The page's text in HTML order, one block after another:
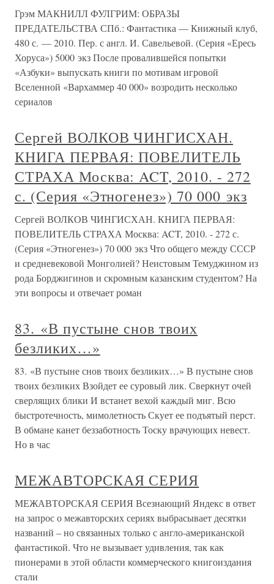
Грэм МАКНИЛЛ ФУЛГРИМ: ОБРАЗЫ
ПРЕДАТЕЛЬСТВА СПб.: Фантастика — Книжный клуб,
480 с. — 2010. Пер. с англ. И. Савельевой. (Серия «Ересь
Хоруса») 5000 экз После провалившейся попытки
«Азбуки» выпускать книги по мотивам игровой
Вселенной «Вархаммер 40 000» возродить несколько
сериалов
Сергей ВОЛКОВ ЧИНГИСХАН.
КНИГА ПЕРВАЯ: ПОВЕЛИТЕЛЬ
СТРАХА Москва: ACT, 2010. - 272
с. (Серия «Этногенез») 70 000 экз
Сергей ВОЛКОВ ЧИНГИСХАН. КНИГА ПЕРВАЯ:
ПОВЕЛИТЕЛЬ СТРАХА Москва: ACT, 2010. - 272 с.
(Серия «Этногенез») 70 000 экз Что общего между СССР
и средневековой Монголией? Неистовым Темуджином из
рода Борджигинов и скромным казанским студентом? На
эти вопросы и отвечает роман
83. «В пустыне снов твоих
безликих…»
83. «В пустыне снов твоих безликих…» В пустыне снов
твоих безликих Взойдет ее суровый лик. Сверкнут очей
сверлящих блики И встанет вехой каждый миг. Всю
быстротечность, мимолетность Скует ее подъятый перст.
В обмане канет беззаботность Тоску врачующих невест.
Но в час
МЕЖАВТОРСКАЯ СЕРИЯ
МЕЖАВТОРСКАЯ СЕРИЯ Всезнающий Яндекс в ответ
на запрос о межавторских сериях выбрасывает десятки
названий – но связанных только с англо-американской
фантастикой. Что не вызывает удивления, так как
пионерами в этой области коммерческого книгоиздания
стали